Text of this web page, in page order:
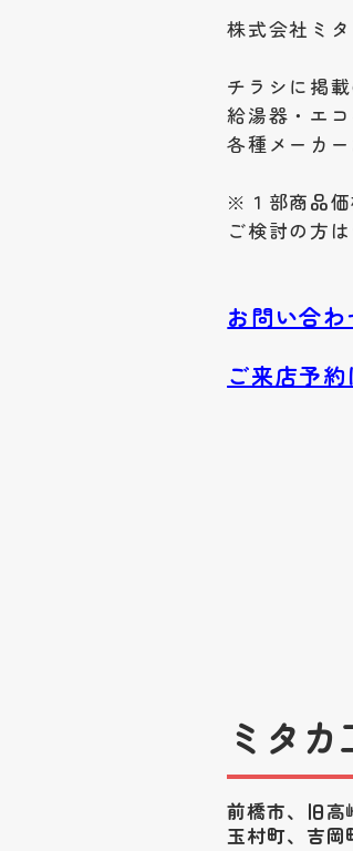
株式会社ミ
チラシに掲
給湯器・エ
各種メーカ
※１部商品価
ご検討の方
お問い合わ
ご来店予約
ミタ
前橋市、旧高
玉村町、 吉岡